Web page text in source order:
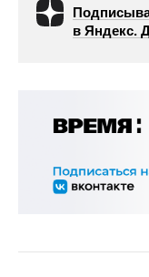
в Яндекс.